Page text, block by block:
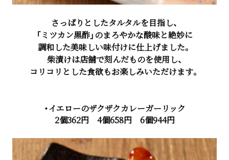
さっぱりとしたタルタルを目指し、
「ミツカン黒酢」のまろやかな酸味と絶妙に
調和した美味しい味付けに仕上げました。
柴漬けは店舗で刻んだものを使用し、
コリコリとした食欲もお楽しみいただけます。
・イエローのザクザクカレーガーリック
2個362円 4個658円 6個944円